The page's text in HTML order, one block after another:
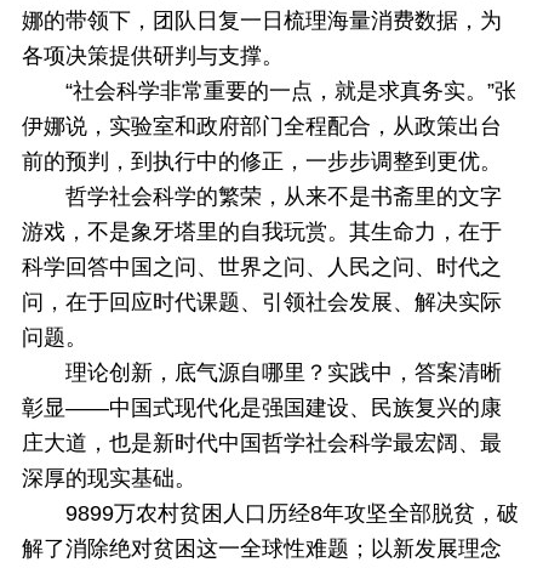
娜的带领下，团队日复一日梳理海量消费数据，为
各项决策提供研判与支撑。
“社会科学非常重要的一点，就是求真务实。”张
伊娜说，实验室和政府部门全程配合，从政策出台
前的预判，到执行中的修正，一步步调整到更优。
哲学社会科学的繁荣，从来不是书斋里的文字
游戏，不是象牙塔里的自我玩赏。其生命力，在于
科学回答中国之问、世界之问、人民之问、时代之
问，在于回应时代课题、引领社会发展、解决实际
问题。
理论创新，底气源自哪里？实践中，答案清晰
彰显——中国式现代化是强国建设、民族复兴的康
庄大道，也是新时代中国哲学社会科学最宏阔、最
深厚的现实基础。
9899万农村贫困人口历经8年攻坚全部脱贫，破
解了消除绝对贫困这一全球性难题；以新发展理念